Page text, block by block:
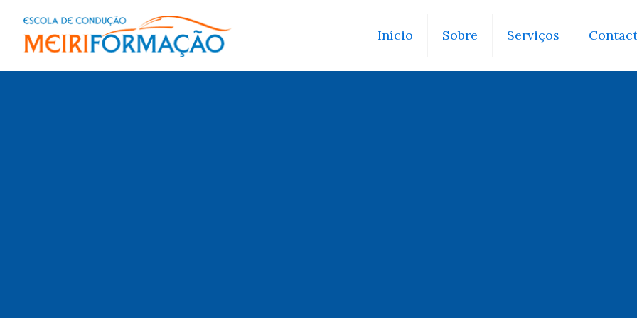
Início Sobre Serviços